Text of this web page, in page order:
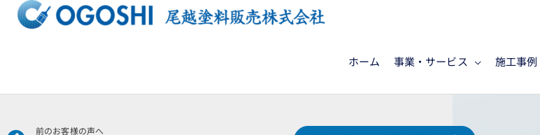
ッ
ホーム 事業・サービス 施工事例
前のお客様の声へ